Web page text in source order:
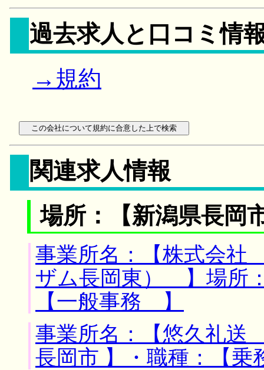
過去求人と口コミ情
→規約
関連求人情報
場所：【新潟県長岡
事業所名：【株式会
ザム長岡東） 】場所
【一般事務 】
事業所名：【悠久礼送
長岡市 】・職種：【